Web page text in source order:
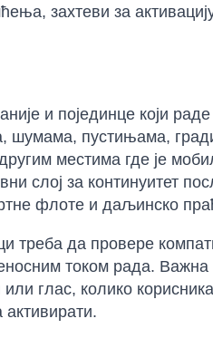
захтеви за
и појединце који
шумама, пустињама,
местима где је
слој за континуитет
флоте и даљинско
треба да провере
током рада. Важна
глас, колико
активирати.